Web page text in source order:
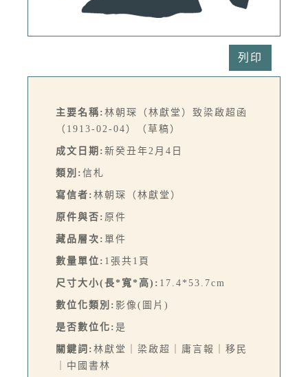
列印
主要名稱: 林朝琛（林獻堂）致梁啟超函
（1913-02-04）（草稿）
成文日期: 新癸丑年2月4日
類別: 信札
寫信者: 林朝琛（林獻堂）
原件與否: 原件
藏品層次: 單件
數量單位: 1張共1頁
尺寸大小(長*寬*高): 17.4*53.7cm
數位化類別: 影像(圖片)
是否數位化: 是
關鍵詞: 林獻堂｜梁啟超｜庸言報｜移民
｜中國書林